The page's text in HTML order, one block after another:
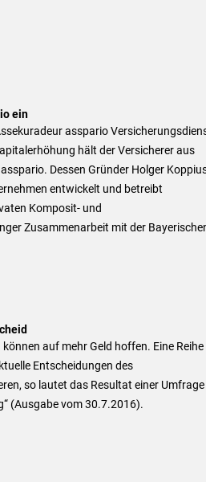
ein
asspario
hält der Versicherer aus
Dessen Gründer Holger
entwickelt und betreibt
Komposit- und
Zusammenarbeit mit der
auf mehr Geld hoffen. Eine Reihe
Entscheidungen des
so lautet das Resultat einer Umfrage
(Ausgabe vom 30.7.2016).